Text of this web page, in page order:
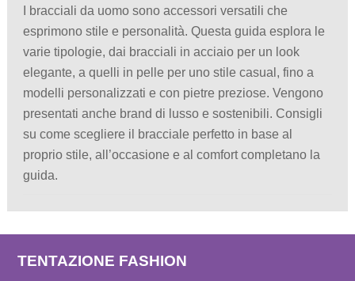
I bracciali da uomo sono accessori versatili che
esprimono stile e personalità. Questa guida esplora le
varie tipologie, dai bracciali in acciaio per un look
elegante, a quelli in pelle per uno stile casual, fino a
modelli personalizzati e con pietre preziose. Vengono
presentati anche brand di lusso e sostenibili. Consigli
su come scegliere il bracciale perfetto in base al
proprio stile, all’occasione e al comfort completano la
guida.
TENTAZIONE FASHION